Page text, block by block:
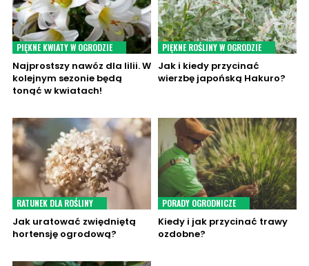
PIĘKNE KWIATY W OGRODZIE
Najprostszy nawóz dla lilii. W
kolejnym sezonie będą
tonąć w kwiatach!
PIĘKNE ROŚLINY W OGRODZIE
Jak i kiedy przycinać
wierzbę japońską Hakuro?
RATUNEK DLA ROŚLINY
Jak uratować zwiędniętą
hortensję ogrodową?
PORADY OGRODNICZE
Kiedy i jak przycinać trawy
ozdobne?